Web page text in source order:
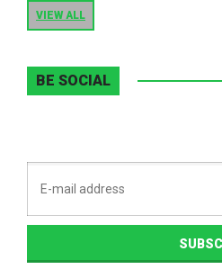
VIEW ALL
BE SOCIAL